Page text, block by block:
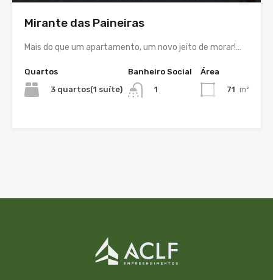
Mirante das Paineiras
Mais do que um apartamento, um novo jeito de morar!…
Quartos
3 quartos(1 suíte)
Banheiro Social
1
Área
71 m²